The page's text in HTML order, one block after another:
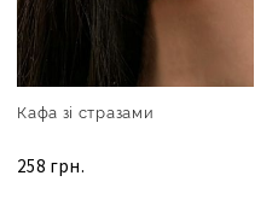
Кафа зі стразами
258 грн.